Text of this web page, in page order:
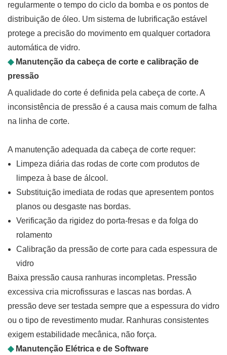
regularmente o tempo do ciclo da bomba e os pontos de
distribuição de óleo. Um sistema de lubrificação estável
protege a precisão do movimento em qualquer cortadora
automática de vidro.
◆Manutenção da cabeça de corte e calibração de
pressão
A qualidade do corte é definida pela cabeça de corte. A
inconsistência de pressão é a causa mais comum de falha
na linha de corte.
A manutenção adequada da cabeça de corte requer:
Limpeza diária das rodas de corte com produtos de
limpeza à base de álcool.
Substituição imediata de rodas que apresentem pontos
planos ou desgaste nas bordas.
Verificação da rigidez do porta-fresas e da folga do
rolamento
Calibração da pressão de corte para cada espessura de
vidro
Baixa pressão causa ranhuras incompletas. Pressão
excessiva cria microfissuras e lascas nas bordas. A
pressão deve ser testada sempre que a espessura do vidro
ou o tipo de revestimento mudar. Ranhuras consistentes
exigem estabilidade mecânica, não força.
◆Manutenção Elétrica e de Software